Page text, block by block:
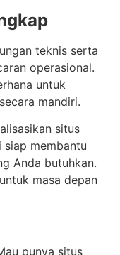
teknis serta
operasional.
untuk
mandiri.
situs
membantu
Anda butuhkan.
masa depan
punya situs